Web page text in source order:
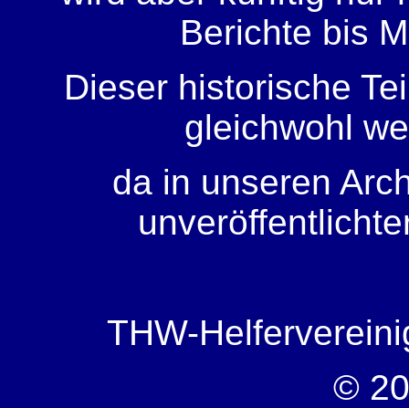
Berichte bis
Dieser historische
gleichwohl
da in unseren
THW-
©